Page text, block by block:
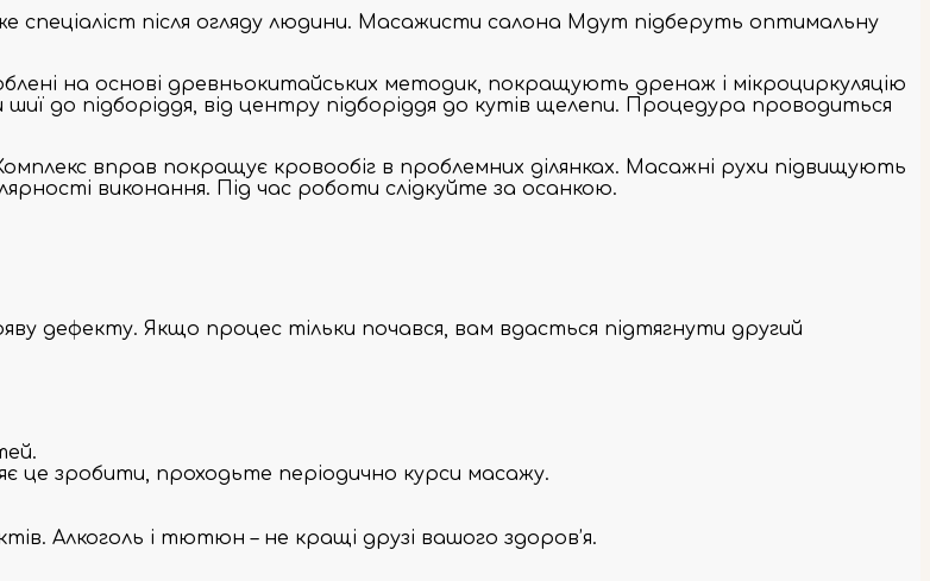
спеціаліст після огляду людини. Масажисти салона Mgym підберуть оптимальну
на основі древньокитайських методик, покращують дренаж і мікроциркуляцію
до підборіддя, від центру підборіддя до кутів щелепи. Процедура проводиться
вправ покращує кровообіг в проблемних ділянках. Масажні рухи підвищують
виконання. Під час роботи слідкуйте за осанкою.
дефекту. Якщо процес тільки почався, вам вдасться підтягнути другий
це зробити, проходьте періодично курси масажу.
Алкоголь і тютюн – не кращі друзі вашого здоров’я.